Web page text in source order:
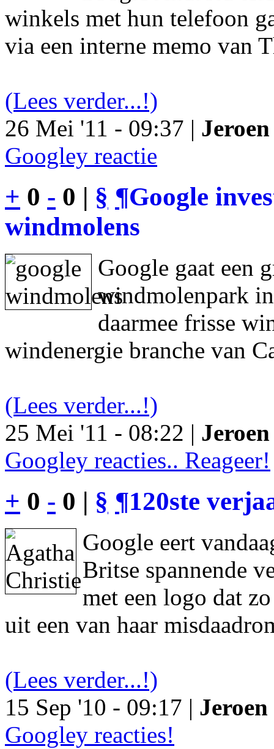
winkels met hun telefoon
via een interne memo van
(Lees verder...!)
26 Mei '11 - 09:37 |
Googley reactie
+ 0 - 0 | § ¶Google
windmolens
Google gaat een
windmolenpark
daarmee frisse
windenergie branche van
(Lees verder...!)
25 Mei '11 - 08:22 |
Googley reacties.. Reageer!
+ 0 - 0 | § ¶120ste
Google eert
Britse spannende
met een logo dat
uit een van haar
(Lees verder...!)
15 Sep '10 - 09:17 |
Googley reacties!